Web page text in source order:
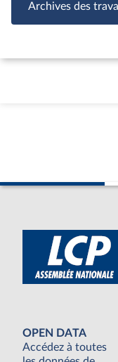
Archives des
OPEN DATA
Accédez à toutes